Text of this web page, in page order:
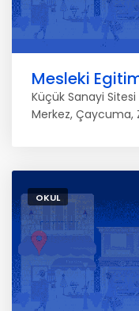
Mesleki
Küçük Sanayi Sitesi
Merkez, Çaycuma,
OKUL